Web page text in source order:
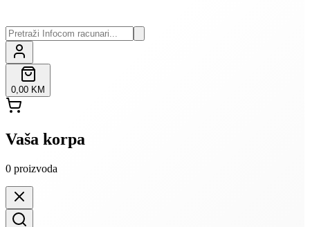
0,00 KM
Vaša korpa
0 proizvoda